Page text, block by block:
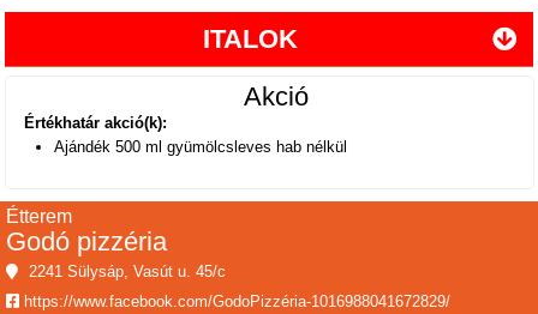
ITALOK
Akció
Értékhatár akció(k):
Ajándék 500 ml gyümölcsleves hab nélkül
Étterem
Godó pizzéria
2241 Sülysáp, Vasút u. 45/c
https://www.facebook.com/GodoPizzéria-1016988041672829/